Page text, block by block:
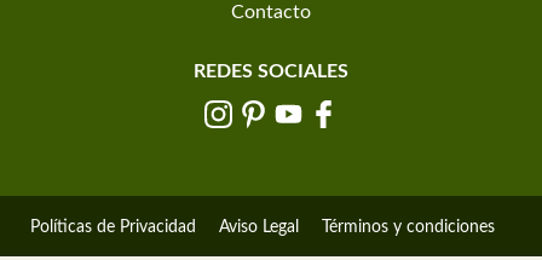
Contacto
REDES SOCIALES
Políticas de Privacidad Aviso Legal Términos y condiciones